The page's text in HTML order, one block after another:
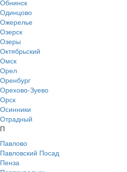
Обнинск
Одинцово
Ожерелье
Озерск
Озеры
Октябрьский
Омск
Орел
Оренбург
Орехово-Зуево
Орск
Осинники
Отрадный
П
Павлово
Павловский Посад
Пенза